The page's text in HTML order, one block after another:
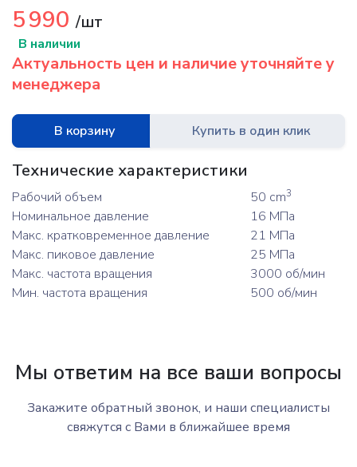
5 990 /шт
В наличии
Актуальность цен и наличие уточняйте у
менеджера
В корзину Купить в один клик
Технические характеристики
Рабочий объем 50 cm3
Номинальное давление
16 МПа
Макс. кратковременное давление
21 МПа
Макс. пиковое давление
25 МПа
Макс. частота вращения
3000 об/мин
Мин. частота вращения
500 об/мин
Мы ответим на все ваши вопросы
Закажите обратный звонок, и наши специалисты
свяжутся с Вами в ближайшее время